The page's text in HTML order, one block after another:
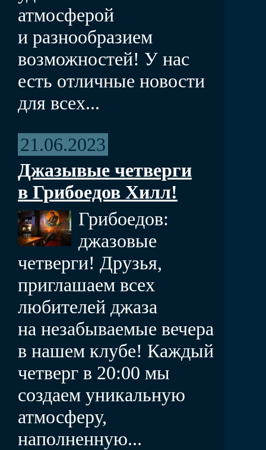
атмосферой
и разнообразием
возможностей! У нас
есть отличные новости
для всех...
21.06.2023
Джазывые четверги
в Грибоедов Хилл!
Грибоедов:
джазовые
четверги! Друзья,
приглашаем всех
любителей джаза
на незабываемые вечера
в нашем клубе! Каждый
четверг в 20:00 мы
создаем уникальную
атмосферу,
наполненную...